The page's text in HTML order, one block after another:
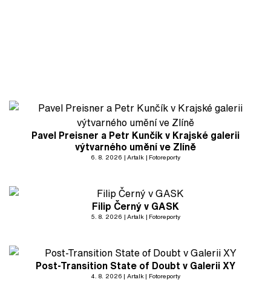
Pavel Preisner a Petr Kunčík v Krajské galerii
výtvarného umění ve Zlíně
6. 8. 2026 Artalk Fotoreporty
Filip Černý v GASK
5. 8. 2026 Artalk Fotoreporty
Post-Transition State of Doubt v Galerii XY
4. 8. 2026 Artalk Fotoreporty